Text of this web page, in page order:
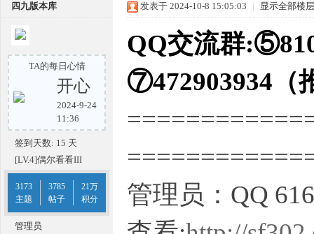
九
四九版本库
TA的每日心情
开心
2024-9-24
11:36
签到天数: 15 天
[LV.4]偶尔看看III
3173
主题
3785
帖子
21万
积分
管理员
发表于 2024-10-8 15:05:03 | 显示全部楼层
QQ交流群
⑦472903934（
管理员：QQ